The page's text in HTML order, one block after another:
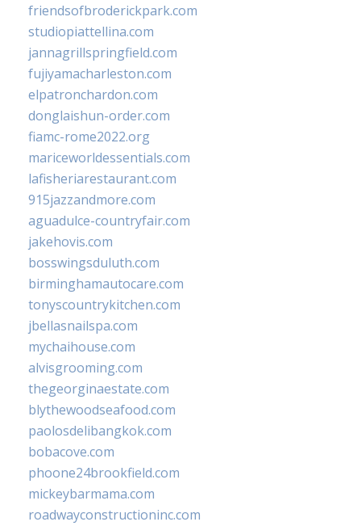
friendsofbroderickpark.com
studiopiattellina.com
jannagrillspringfield.com
fujiyamacharleston.com
elpatronchardon.com
donglaishun-order.com
fiamc-rome2022.org
mariceworldessentials.com
lafisheriarestaurant.com
915jazzandmore.com
aguadulce-countryfair.com
jakehovis.com
bosswingsduluth.com
birminghamautocare.com
tonyscountrykitchen.com
jbellasnailspa.com
mychaihouse.com
alvisgrooming.com
thegeorginaestate.com
blythewoodseafood.com
paolosdelibangkok.com
bobacove.com
phoone24brookfield.com
mickeybarmama.com
roadwayconstructioninc.com